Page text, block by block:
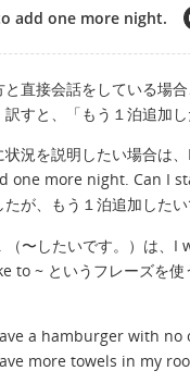
add one more night.
と直接会話をしている
すと、「もう１泊追加し
状況を説明したい場合
one more night. Can I
が、もう１泊追加した
〜したいです。）は、I
to ~ というフレーズを使
a hamburger with no
more towels in my